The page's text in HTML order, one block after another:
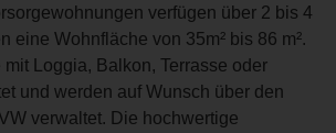
verfügen über 2 bis 4
eine Wohnfläche von 35m² bis 86 m².
Loggia, Balkon, Terrasse oder
und werden auf Wunsch über den
verwaltet. Die hochwertige